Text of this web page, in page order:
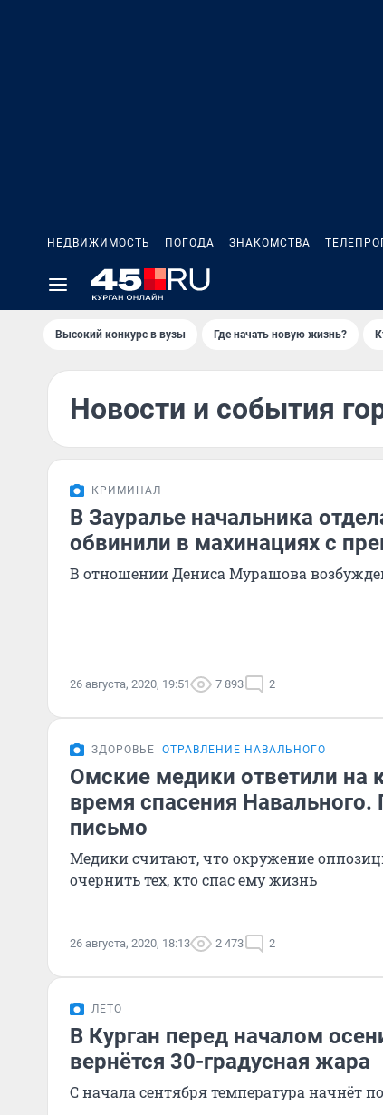
НЕДВИЖИМОСТЬ ПОГОДА ЗНАКОМСТВА
Высокий конкурс в вузы Где начать новую жизнь?
Новости и события
КРИМИНАЛ
В Зауралье начальника
обвинили в махинациях с
В отношении Дениса Мурашова
26 августа, 2020, 19:51 7 893 2
ЗДОРОВЬЕ ОТРАВЛЕНИЕ НАВАЛЬНОГО
Омские медики ответили на
время спасения Навального.
письмо
Медики считают, что окружение
очернить тех, кто спас ему жизнь
26 августа, 2020, 18:13 2 473 2
ЛЕТО
В Курган перед началом
вернётся 30-градусная жара
С начала сентября температура начнёт